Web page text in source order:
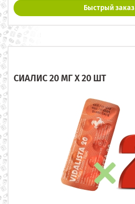
Быстрый заказ
СИАЛИС 20 МГ X 20 ШТ